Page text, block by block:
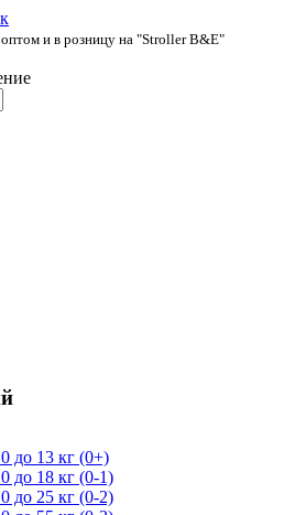
оптом и в розницу на "Stroller B&E"
до 13 кг (0+)
до 18 кг (0-1)
до 25 кг (0-2)